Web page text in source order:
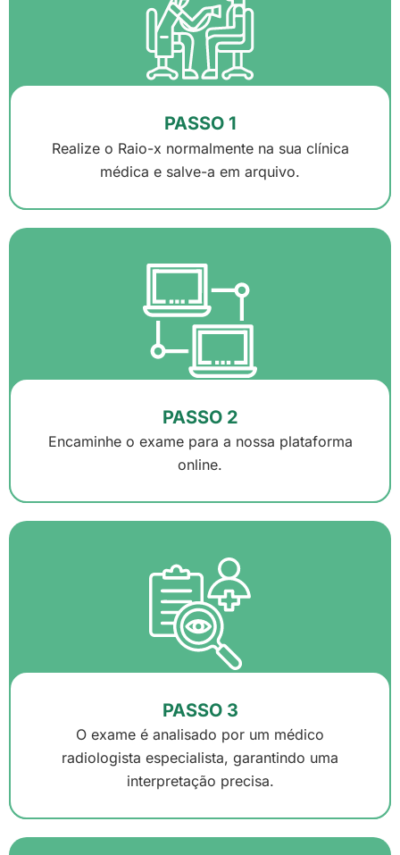
PASSO 1
Realize o Raio-x normalmente na sua clínica
médica e salve-a em arquivo.
PASSO 2
Encaminhe o exame para a nossa plataforma
online.
PASSO 3
O exame é analisado por um médico
radiologista especialista, garantindo uma
interpretação precisa.